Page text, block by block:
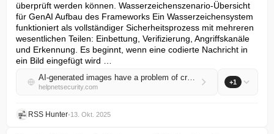
überprüft werden können. Wasserzeichenszenario-Übersicht
für GenAI Aufbau des Frameworks Ein Wasserzeichensystem
funktioniert als vollständiger Sicherheitsprozess mit mehreren
wesentlichen Teilen: Einbettung, Verifizierung, Angriffskanäle
und Erkennung. Es beginnt, wenn eine codierte Nachricht in
ein Bild eingefügt wird …
AI-generated images have a problem of credibility, not creativity
helpnetsecurity.com
+1
RSS Hunter•13. Okt. 2025